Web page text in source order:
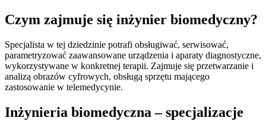
Czym zajmuje się inżynier biomedyczny?
Specjalista w tej dziedzinie potrafi obsługiwać, serwisować,
parametryzować zaawansowane urządzenia i aparaty diagnostyczne,
wykorzystywane w konkretnej terapii. Zajmuje się przetwarzanie i
analizą obrazów cyfrowych, obsługą sprzętu mającego
zastosowanie w telemedycynie.
Inżynieria biomedyczna – specjalizacje